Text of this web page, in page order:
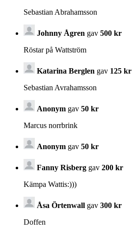
Sebastian Abrahamsson
Johnny Ågren gav 500 kr
Röstar på Wattström
Katarina Berglen gav 125 kr
Sebastian Avrahamsson
Anonym gav 50 kr
Marcus norrbrink
Anonym gav 50 kr
Fanny Risberg gav 200 kr
Kämpa Wattis:)))
Åsa Örtenwall gav 300 kr
Doffen